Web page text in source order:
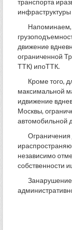
транспорта
Напоминаем,
движение
ограниченной
ТТК) ипоТТК.
Кроме того,
максимальной
идвижение
Москвы,
автомобильной
Ограничения
независимо
собственности